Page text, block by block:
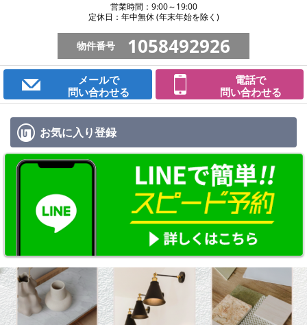
営業時間：9:00～19:00
定休日：年中無休 (年末年始を除く)
物件番号 1058492926
メールで
問い合わせる
電話で
問い合わせる
お気に入り登録